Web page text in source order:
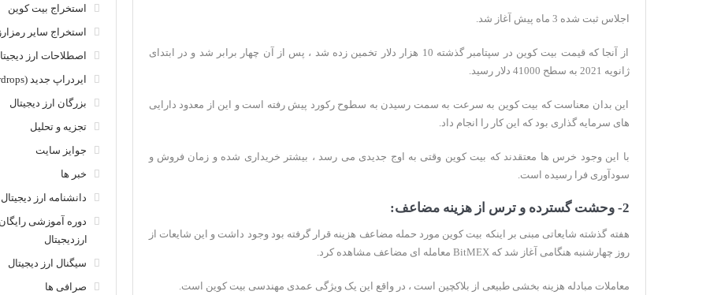
اجلاس ثبت شده 3 ماه پیش آغاز شد.
از آنجا که قیمت بیت کوین در سپتامبر گذشته 10 هزار دلار تخمین زده شد ، پس از آن چهار برابر شد و در ابتدای
ژانویه 2021 به سطح 41000 دلار رسید.
این بدان معناست که بیت کوین به سرعت به سمت رسیدن به سطوح رکورد پیش رفته است و این از معدود دارایی
های سرمایه گذاری بود که این کار را انجام داد.
با این وجود خرس ها معتقدند که بیت کوین وقتی به اوج جدیدی می رسد ، بیشتر خریداری شده و زمان فروش و
سودآوری فرا رسیده است.
2- وحشت گسترده و ترس از هزینه مضاعف:
هفته گذشته شایعاتی مبنی بر اینکه بیت کوین مورد حمله مضاعف هزینه قرار گرفته بود وجود داشت و این شایعات از
روز چهارشنبه هنگامی آغاز شد که BitMEX معامله ای مضاعف مشاهده کرد.
معاملات مبادله هزینه بخشی طبیعی از بلاکچین است ، در واقع این یک ویژگی عمدی مهندسی بیت کوین است.
استخراج بیت کوین
استخراج سایر
اصطلاحات ارز
ایردراپ جدید (Airdrops)
بزرگان ارز دیجیتال
تجزیه و تحلیل
جوایز سایت
خبر ها
دانشنامه ارز دیجیتال
دوره آموزشی رایگان
ارزدیجیتال
سیگنال ارز دیجیتال
صرافی ها